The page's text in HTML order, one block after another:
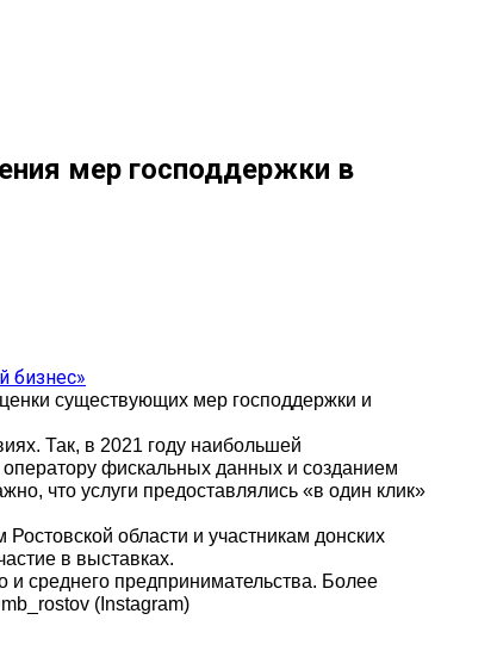
мер господдержки в
существующих мер господдержки и
Так, в 2021 году наибольшей
фискальных данных и созданием
что услуги предоставлялись «в один клик»
области и участникам донских
в выставках.
среднего предпринимательства. Более
(Instagram)